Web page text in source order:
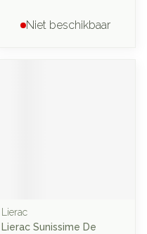
Niet beschikbaar
Lierac
Lierac Sunissime De